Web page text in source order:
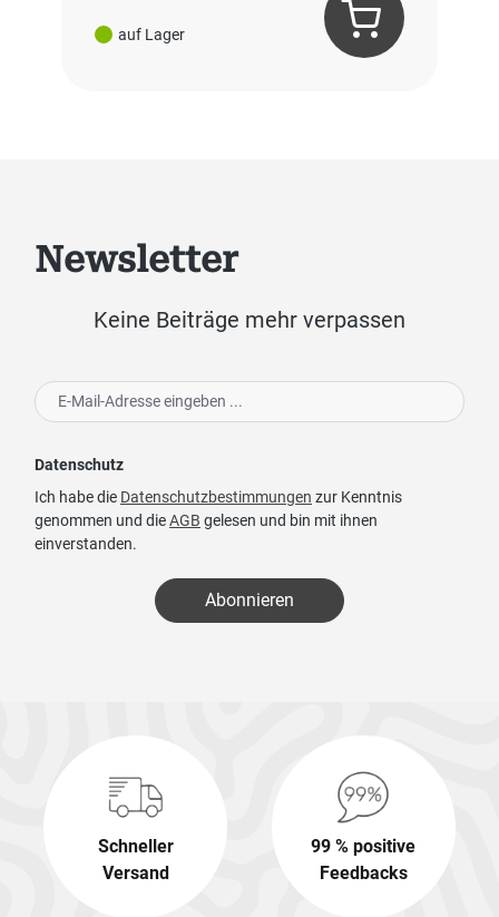
auf Lager
Newsletter
Keine Beiträge mehr verpassen
Datenschutz
Ich habe die Datenschutzbestimmungen zur Kenntnis
genommen und dieAGB gelesen und bin mit ihnen
einverstanden.
Abonnieren
Schneller
Versand
99 % positive
Feedbacks